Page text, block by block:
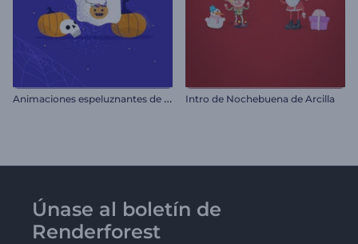
A
nimaciones espeluznantes de Día de Brujas Intro de Nochebuena de Arcilla
Únase al boletín de
Renderforest